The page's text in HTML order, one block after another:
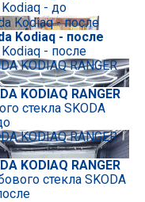
- до
Kodiaq - после
- после
KODIAQ RANGER
стекла SKODA
KODIAQ RANGER
стекла SKODA